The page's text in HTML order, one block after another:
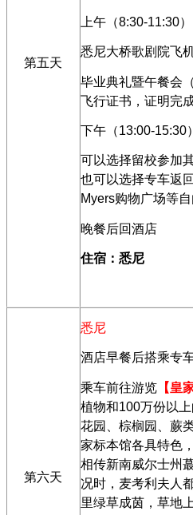
第五天
上午（8:30-11:30）
悉尼大桥歌剧院飞
毕业典礼暨午餐会
飞行证书，证明完
下午（13:00-15:30）
可以选择留校参加
也可以选择专车返
Myers购物广场等自
晚餐后回酒店
住宿：悉尼
第六天
悉尼
酒店早餐后搭乘专车
乘车前往游览 【皇
植物和100万份以
花园、棕榈园、蕨
家标本馆各具特色
相传新南威尔士州
况时，麦考利夫人
里绿草成茵，草地